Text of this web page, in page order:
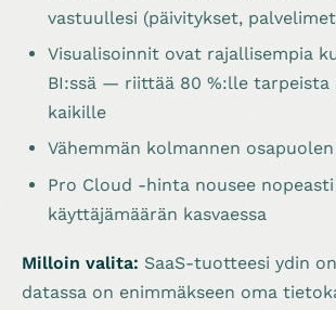
vastuullesi (päivitykset,
Visualisoinnit ovat rajallisempia
BI:ssä — riittää 80 %:lle tarpeista
kaikille
Vähemmän kolmannen
Pro Cloud -hinta nousee nopeasti
käyttäjämäärän kasvaessa
Milloin valita: SaaS-tuotteesi ydin
datassa on enimmäkseen oma